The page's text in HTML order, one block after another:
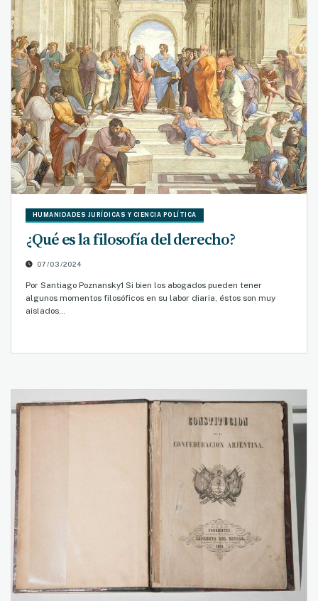
HUMANIDADES JURÍDICAS Y CIENCIA POLÍTICA
¿Qué es la filosofía del derecho?
07/03/2024
Por Santiago Poznansky1 Si bien los abogados pueden tener
algunos momentos filosóficos en su labor diaria, éstos son muy
aislados…